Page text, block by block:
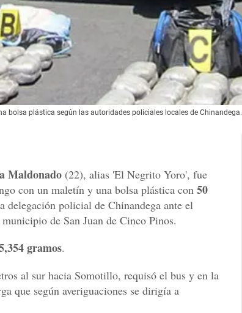
bolsa plástica según las autoridades policiales locales de Chinandega.
Maldonado (22), alias 'El Negrito Yoro', fue
con un maletín y una bolsa plástica con 50
delegación policial de Chinandega ante el
de San Juan de Cinco Pinos.
gramos.
al sur hacia Somotillo, requisó el bus y en la
que según averiguaciones se dirigía a